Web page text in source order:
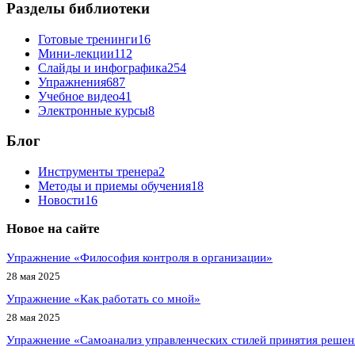
Разделы библиотеки
Готовые тренинги16
Мини-лекции112
Слайды и инфографика254
Упражнения687
Учебное видео41
Электронные курсы8
Блог
Инструменты тренера2
Методы и приемы обучения18
Новости16
Новое на сайте
Упражнение «Философия контроля в организации»
28 мая 2025
Упражнение «Как работать со мной»
28 мая 2025
Упражнение «Самоанализ управленческих стилей принятия